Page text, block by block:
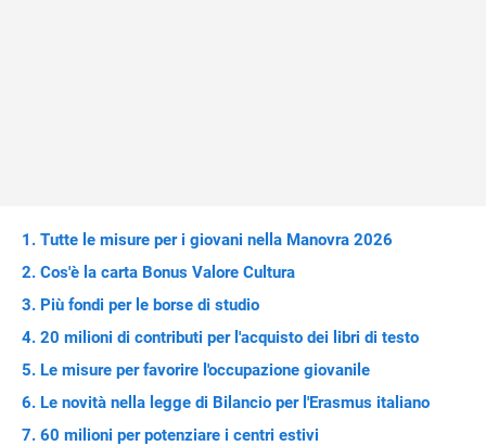
Tutte le misure per i giovani nella Manovra 2026
Cos'è la carta Bonus Valore Cultura
Più fondi per le borse di studio
20 milioni di contributi per l'acquisto dei libri di testo
Le misure per favorire l'occupazione giovanile
Le novità nella legge di Bilancio per l'Erasmus italiano
60 milioni per potenziare i centri estivi